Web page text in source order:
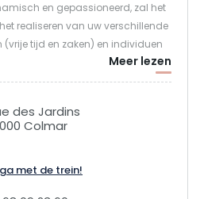
en gepassioneerd, zal het
realiseren van uw verschillende
tijd en zaken) en individuen
Naast onze "eerste
we dankzij onze kennis van de
en knowhow, ongewoon,
cadeaupakketten in de mooiste
Meer lezen
des Jardins
Colmar
met de trein!